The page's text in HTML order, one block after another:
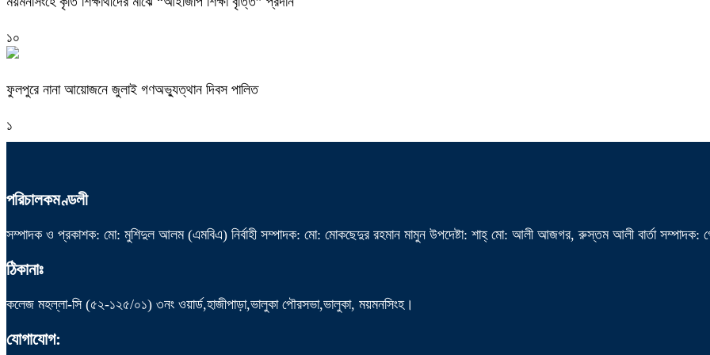
১০
ফুলপুরে নানা আয়োজনে জুলাই গণঅভ্যুত্থান দিবস পালিত
১
পরিচালকমণ্ডলী
সম্পাদক ও প্রকাশক: মো: মুশিদুল আলম (এমবিএ) নির্বাহী সম্পাদক: মো: মোকছেদুর রহমান মামুন উপদেষ্টা: শাহ্ মো: আলী আজগর, রুস্তম আলী বার্তা সম্পাদক:
ঠিকানাঃ
কলেজ মহল্লা-সি (৫২-১২৫/০১) ৩নং ওয়ার্ড,হাজীপাড়া,ভালুকা পৌরসভা,ভালুকা, ময়মনসিংহ।
যোগাযোগ: